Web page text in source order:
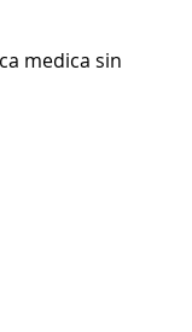
medica sin